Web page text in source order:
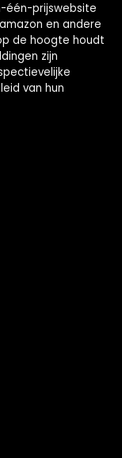
één-prijswebsite
en andere
de hoogte houdt
zijn
van hun